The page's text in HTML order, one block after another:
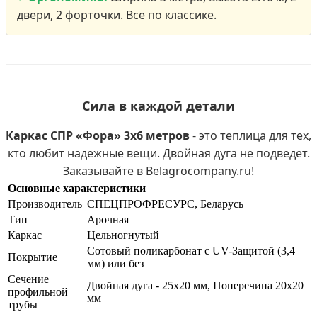
двери, 2 форточки. Все по классике.
Сила в каждой детали
Каркас СПР «Фора» 3х6 метров- это теплица для тех,
кто любит надежные вещи. Двойная дуга не подведет.
Заказывайте в Belagrocompany.ru!
Основные характеристики
Производитель СПЕЦПРОФРЕСУРС, Беларусь
Тип
Арочная
Каркас
Цельногнутый
Покрытие
Сотовый поликарбонат с UV-Защитой (3,4
мм) или без
Сечение
профильной
трубы
Двойная дуга - 25х20 мм, Поперечина 20х20
мм